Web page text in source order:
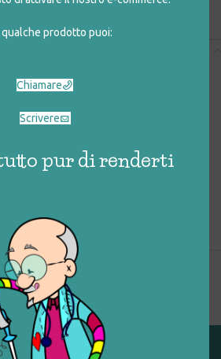
prodotto puoi:
Chiamare
Scrivere
pur di renderti